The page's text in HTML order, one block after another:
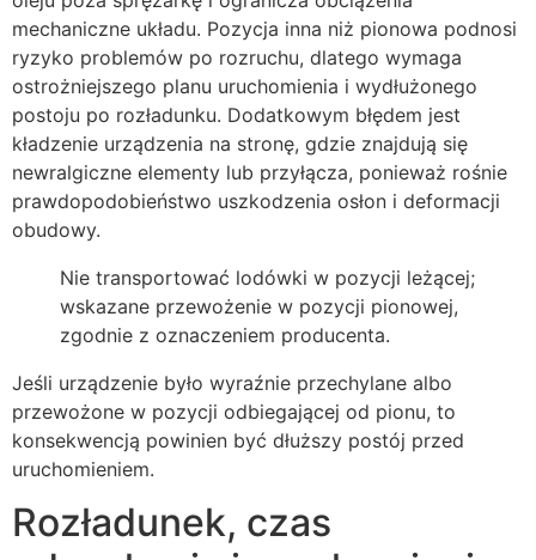
mechaniczne układu. Pozycja inna niż pionowa podnosi
ryzyko problemów po rozruchu, dlatego wymaga
ostrożniejszego planu uruchomienia i wydłużonego
postoju po rozładunku. Dodatkowym błędem jest
kładzenie urządzenia na stronę, gdzie znajdują się
newralgiczne elementy lub przyłącza, ponieważ rośnie
prawdopodobieństwo uszkodzenia osłon i deformacji
obudowy.
Nie transportować lodówki w pozycji leżącej;
wskazane przewożenie w pozycji pionowej,
zgodnie z oznaczeniem producenta.
Jeśli urządzenie było wyraźnie przechylane albo
przewożone w pozycji odbiegającej od pionu, to
konsekwencją powinien być dłuższy postój przed
uruchomieniem.
Rozładunek, czas